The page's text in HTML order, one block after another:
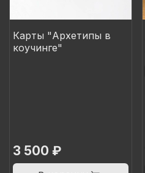
Карты "Архетипы в
коучинге"
3 500 ₽